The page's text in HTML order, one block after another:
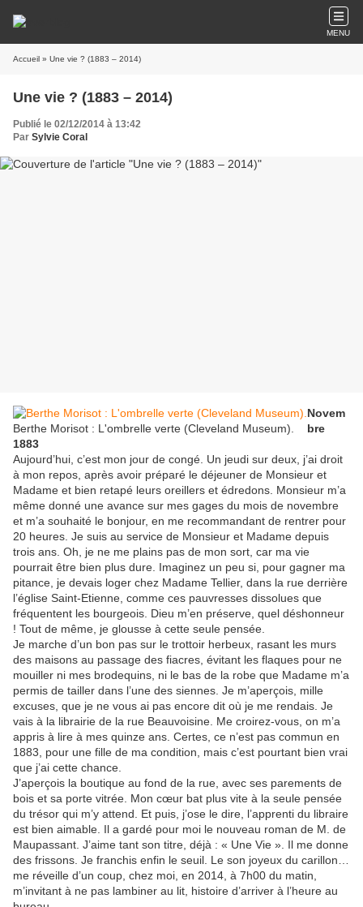
MENU
Accueil » Une vie ? (1883 – 2014)
Une vie ? (1883 – 2014)
Publié le 02/12/2014 à 13:42
Par Sylvie Coral
Berthe Morisot : L'ombrelle verte (Cleveland Museum).
Novem
bre
1883
Aujourd’hui, c’est mon jour de congé. Un jeudi sur deux, j’ai droit
à mon repos, après avoir préparé le déjeuner de Monsieur et
Madame et bien retapé leurs oreillers et édredons. Monsieur m’a
même donné une avance sur mes gages du mois de novembre
et m’a souhaité le bonjour, en me recommandant de rentrer pour
20 heures. Je suis au service de Monsieur et Madame depuis
trois ans. Oh, je ne me plains pas de mon sort, car ma vie
pourrait être bien plus dure. Imaginez un peu si, pour gagner ma
pitance, je devais loger chez Madame Tellier, dans la rue derrière
l’église Saint-Etienne, comme ces pauvresses dissolues que
fréquentent les bourgeois. Dieu m’en préserve, quel déshonneur
! Tout de même, je glousse à cette seule pensée.
Je marche d’un bon pas sur le trottoir herbeux, rasant les murs
des maisons au passage des fiacres, évitant les flaques pour ne
mouiller ni mes brodequins, ni le bas de la robe que Madame m’a
permis de tailler dans l’une des siennes. Je m’aperçois, mille
excuses, que je ne vous ai pas encore dit où je me rendais. Je
vais à la librairie de la rue Beauvoisine. Me croirez-vous, on m’a
appris à lire à mes quinze ans. Certes, ce n’est pas commun en
1883, pour une fille de ma condition, mais c’est pourtant bien vrai
que j’ai cette chance.
J’aperçois la boutique au fond de la rue, avec ses parements de
bois et sa porte vitrée. Mon cœur bat plus vite à la seule pensée
du trésor qui m’y attend. Et puis, j’ose le dire, l’apprenti du libraire
est bien aimable. Il a gardé pour moi le nouveau roman de M. de
Maupassant. J’aime tant son titre, déjà : « Une Vie ». Il me donne
des frissons. Je franchis enfin le seuil. Le son joyeux du carillon…
me réveille d’un coup, chez moi, en 2014, à 7h00 du matin,
m’invitant à ne pas lambiner au lit, histoire d’arriver à l’heure au